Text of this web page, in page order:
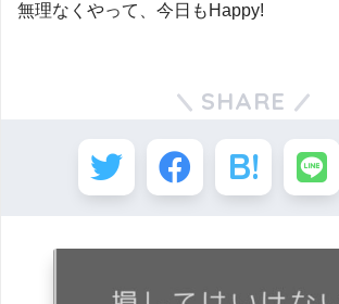
無理なくやって、今日もHappy!
SHARE